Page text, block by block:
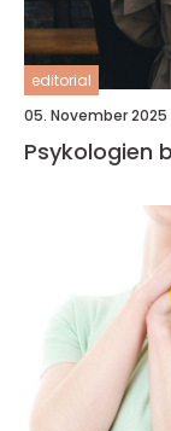
editorial
05. November 2025
Psykologien